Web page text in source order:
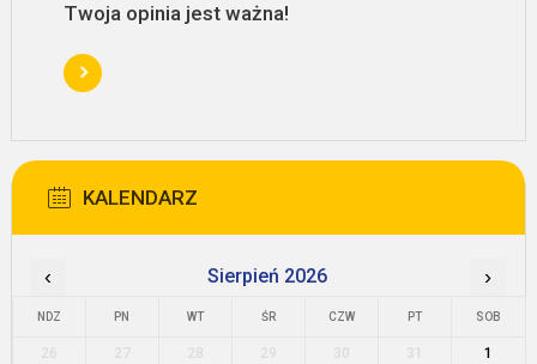
Twoja opinia jest ważna!
KALENDARZ
‹ Sierpień 2026 ›
NDZ PN WT ŚR CZW PT SOB
1